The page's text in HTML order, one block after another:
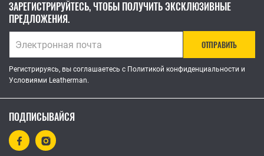
ЗАРЕГИСТРИРУЙТЕСЬ, ЧТОБЫ ПОЛУЧИТЬ ЭКСКЛЮЗИВНЫЕ
ПРЕДЛОЖЕНИЯ.
ОТПРАВИТЬ
Регистрируясь, вы соглашаетесь с Политикой конфиденциальности и
Условиями Leatherman.
ПОДПИСЫВАЙСЯ